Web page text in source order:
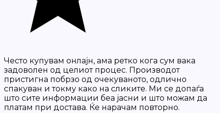
Често купувам онлајн, ама ретко кога сум вака
задоволен од целиот процес. Производот
пристигна побрзо од очекуваното, одлично
спакуван и токму како на сликите. Ми се допаѓа
што сите информации беа јасни и што можам да
платам при достава. Ќе нарачам повторно.